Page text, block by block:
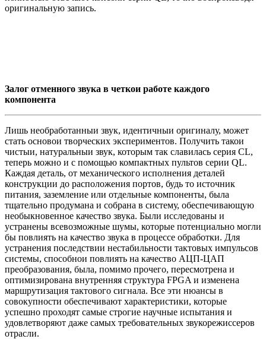
оригинальную запись.
Залог отменного звука в четкои работе каждого
компонента
Лишь необработанныи звук, идентичныи оригиналу, может
стать основои творческих экспериментов. Получить такои
чистыи, натуральныи звук, которым так славилась серия CL,
теперь можно и с помощью компактных пультов серии QL.
Каждая деталь, от механического исполнения деталей
конструкции до расположения портов, будь то источник
питания, заземление или отдельные компоненты, была
тщательно продумана и собрана в систему, обеспечивающую
необыкновенное качество звука. Были исследованы и
устранены всевозможные шумы, которые потенциально могли
бы повлиять на качество звука в процессе обработки. Для
устранения последствии нестабильности тактовых импульсов
системы, способнои повлиять на качество АЦП-ЦАП
преобразования, была, помимо прочего, пересмотрена и
оптимизирована внутренняя структура FPGA и изменена
маршрутизация тактового сигнала. Все эти нюансы в
совокупности обеспечивают характеристики, которые
успешно проходят самые строгие научные испытания и
удовлетворяют даже самых требовательных звукорежиссеров
отрасли.